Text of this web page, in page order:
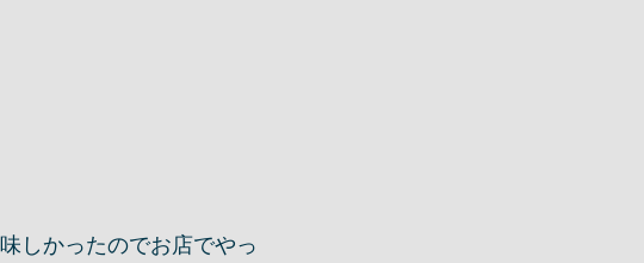
しかったのでお店でやっ